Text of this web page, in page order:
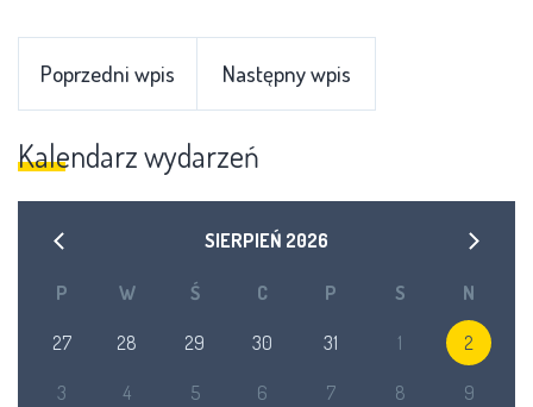
Poprzedni wpis Następny wpis
Kalendarz wydarzeń
SIERPIEŃ 2026
P W Ś C P S N
27 28 29 30 31 1 2
3 4 5 6 7 8 9